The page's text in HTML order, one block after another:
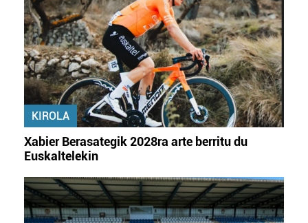
KIROLA
Xabier Berasategik 2028ra arte berritu du
Euskaltelekin